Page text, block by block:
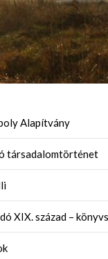
Alapítvány
társadalomtörténet
XIX. század –